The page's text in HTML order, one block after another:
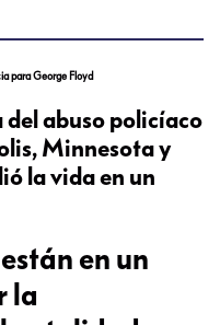
para George Floyd
abuso policíaco
Minnesota y
la vida en un
en un
la